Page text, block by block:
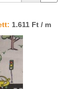
1.611 Ft / m